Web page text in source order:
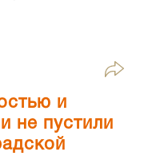
и
не пустили